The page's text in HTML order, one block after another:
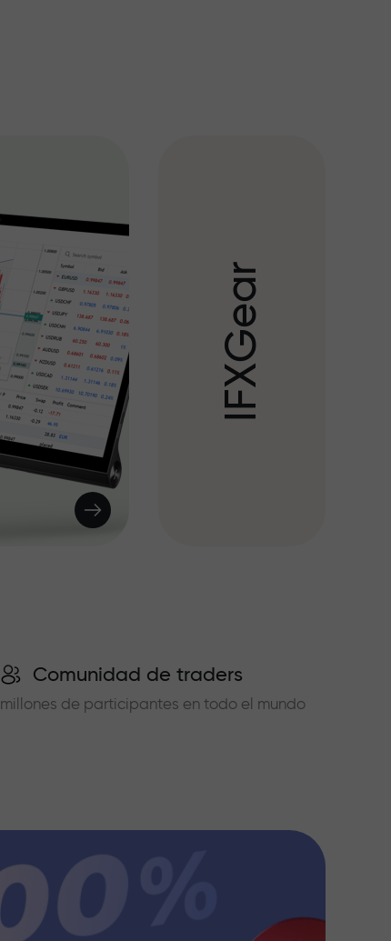
I
F
X
G
e
a
r
Comunidad de traders
millones de participantes en todo el mundo